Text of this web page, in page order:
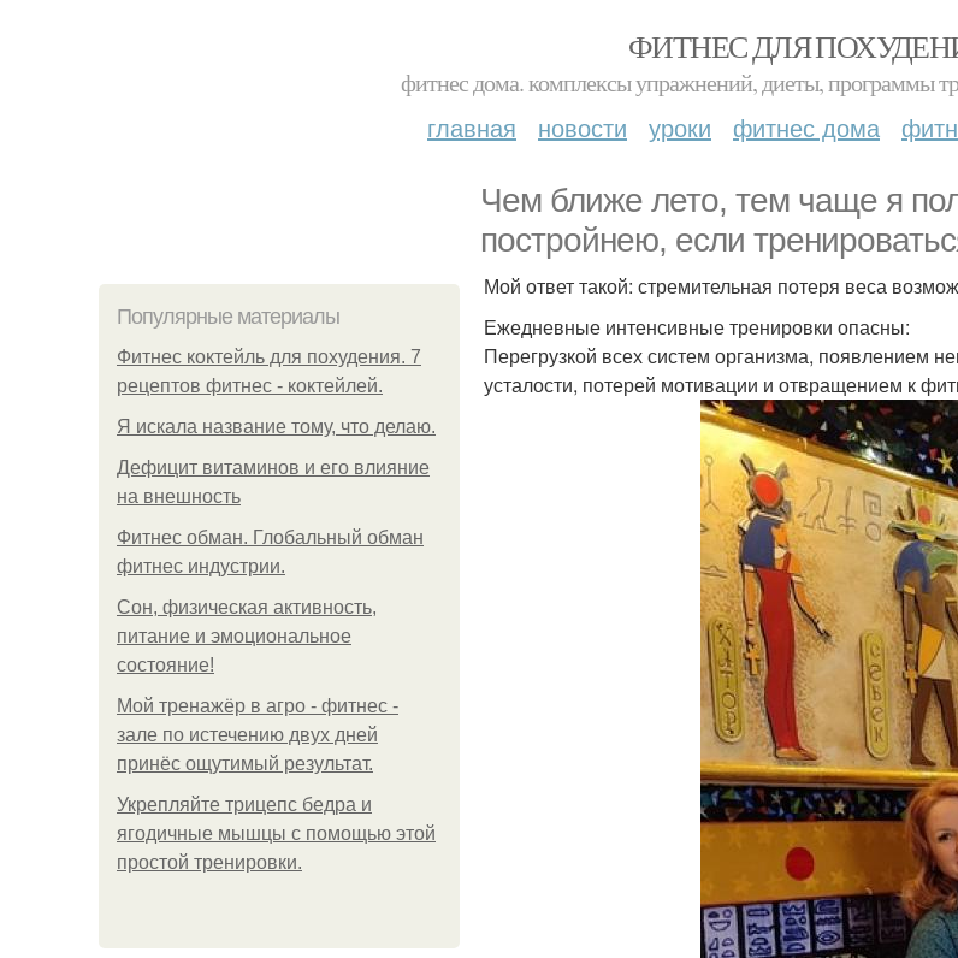
ФИТНЕС ДЛЯ
фитнес дома. комплексы упражнений, диеты, программы
главная новости уроки фитнес дома
Чем ближе лето, тем чаще я
постройнею, если
Популярные материалы
Фитнес коктейль для похудения. 7
рецептов фитнес - коктейлей.
Я искала название тому, что делаю.
Дефицит витаминов и его влияние
на внешность
Фитнес обман. Глобальный обман
фитнес индустрии.
Сон, физическая активность,
питание и эмоциональное
состояние!
Мой тренажёр в агро - фитнес -
зале по истечению двух дней
принёс ощутимый результат.
Укрепляйте трицепс бедра и
ягодичные мышцы с помощью этой
простой тренировки.
Мой ответ такой: стремительная потеря веса
Ежедневные интенсивные тренировки опасны:
Перегрузкой всех систем организма, появлением
усталости, потерей мотивации и отвращением к